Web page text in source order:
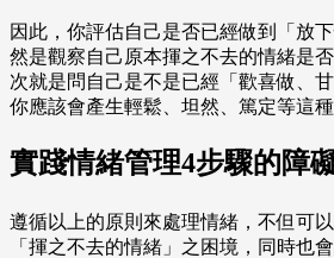
因此，你評估自己是否已經做到「放
然是觀察自己原本揮之不去的情緒是
次就是問自己是不是已經「歡喜做、
你應該會產生輕鬆、坦然、篤定等這
實踐情緒管理4步驟的障
遵循以上的原則來處理情緒，不但可
「揮之不去的情緒」之困境，同時也